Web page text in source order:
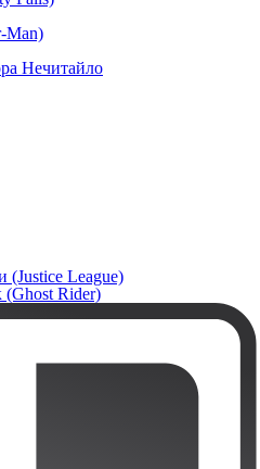
Man)
Нечитайло
(Justice League)
Rider)